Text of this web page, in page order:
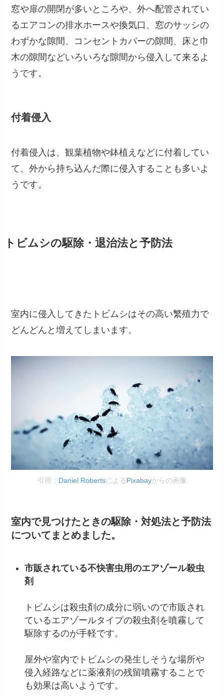
窓や扉の開閉が多いところや、外へ配管されてい
るエアコンの排水ホースや換気口、窓のサッシの
わずかな隙間、コンセントカバーの隙間、床と巾
木の隙間などいろいろな隙間から侵入して来るよ
うです。
付着侵入
付着侵入は、観葉植物や鉢植えなどに付着してい
て、外から持ち込んだ際に侵入することも多いよ
うです。
トビムシの駆除・退治法と予防法
室内に侵入してきたトビムシはその高い繁殖力で
どんどんと増えてしまいます。
引用： Daniel RobertsによるPixabayからの画像
室内で見つけたときの駆除・対処法と予防法
についてまとめました。
市販されている不快害虫用のエアゾール殺虫
剤
トビムシは殺虫剤の成分に弱いので市販され
ているエアゾールタイプの殺虫剤を噴霧して
駆除するのが手軽です。
屋外や室内でトビムシの発生しそうな場所や
侵入経路などに薬液剤の残留噴霧することで
も効果は高いようです。